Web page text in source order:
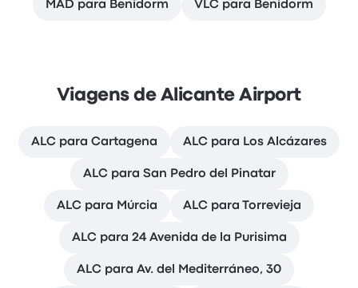
MAD para Benidorm VLC para Benidorm
Viagens de Alicante Airport
ALC para Cartagena ALC para Los Alcázares
ALC para San Pedro del Pinatar
ALC para Múrcia ALC para Torrevieja
ALC para 24 Avenida de la Purisima
ALC para Av. del Mediterráneo, 30